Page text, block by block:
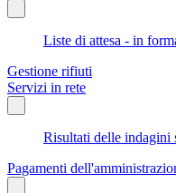
Liste di attesa - in
Gestione rifiuti
Servizi in rete
Risultati delle indagini
Pagamenti